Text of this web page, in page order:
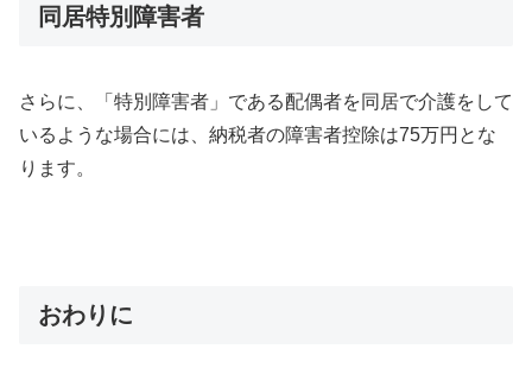
同居特別障害者
さらに、「特別障害者」である配偶者を同居で介護をして
いるような場合には、納税者の障害者控除は75万円とな
ります。
おわりに